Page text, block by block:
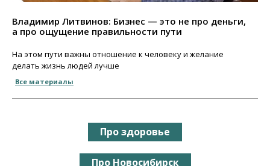
Владимир Литвинов: Бизнес — это не про деньги,
а про ощущение правильности пути
На этом пути важны отношение к человеку и желание
делать жизнь людей лучше
Все материалы
Про здоровье
Про Новосибирск